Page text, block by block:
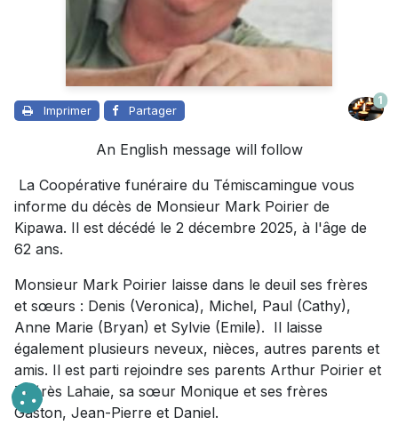
Imprimer Partager
1
An English message will follow
La Coopérative funéraire du Témiscamingue vous
informe du décès de Monsieur Mark Poirier de
Kipawa. Il est décédé le 2 décembre 2025, à l'âge de
62 ans.
Monsieur Mark Poirier laisse dans le deuil ses frères
et sœurs : Denis (Veronica), Michel, Paul (Cathy),
Anne Marie (Bryan) et Sylvie (Emile). Il laisse
également plusieurs neveux, nièces, autres parents et
amis. Il est parti rejoindre ses parents Arthur Poirier et
Thérès Lahaie, sa sœur Monique et ses frères
Gaston, Jean-Pierre et Daniel.